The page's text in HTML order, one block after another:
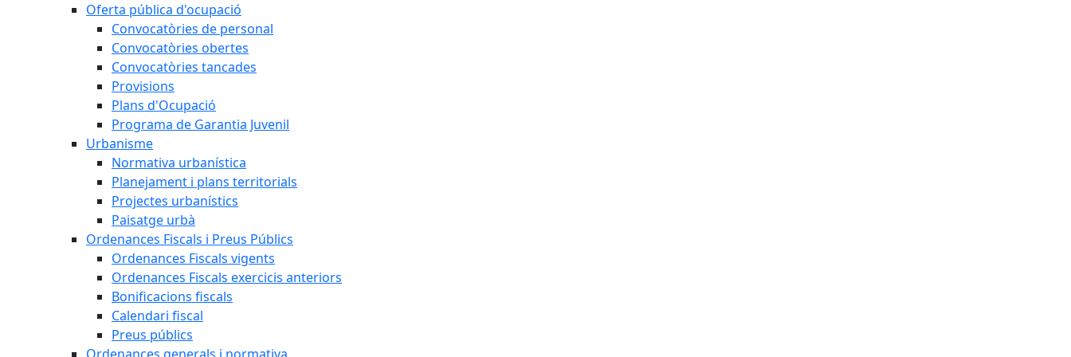
Oferta pública d'ocupació
Convocatòries de personal
Convocatòries obertes
Convocatòries tancades
Provisions
Plans d'Ocupació
Programa de Garantia Juvenil
Urbanisme
Normativa urbanística
Planejament i plans territorials
Projectes urbanístics
Paisatge urbà
Ordenances Fiscals i Preus Públics
Ordenances Fiscals vigents
Ordenances Fiscals exercicis anteriors
Bonificacions fiscals
Calendari fiscal
Preus públics